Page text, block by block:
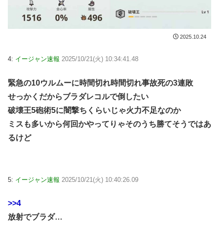
2025.10.24
4: イージャン速報 2025/10/21(火) 10:34:41.48
緊急の10ウルムーに時間切れ時間切れ事故死の3連敗
せっかくだからブラダレコルで倒したい
破壊王5砲術5に闇撃ちくらいじゃ火力不足なのか
ミスも多いから何回かやってりゃそのうち勝てそうではあ
るけど
5: イージャン速報 2025/10/21(火) 10:40:26.09
>>4
放射でブラダ…